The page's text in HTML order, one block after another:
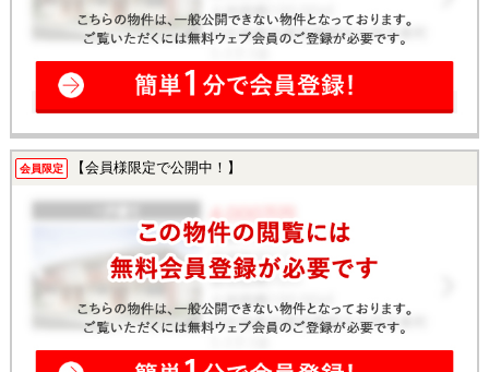
会員限定 【会員様限定で公開中！】